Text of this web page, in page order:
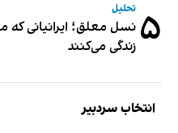
۵ تحلیل
نسل معلق؛ ایرانیانی که
زندگی می‌کنند
انتخاب سردبیر